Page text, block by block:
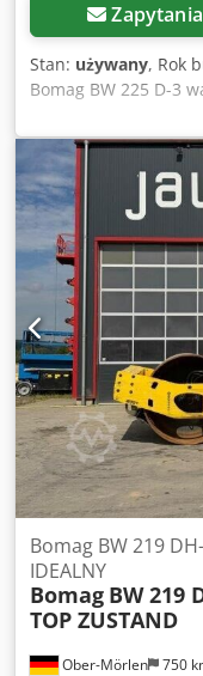
Zapytania
Stan: używany, Rok
Bomag BW 225 D-3
motogodziny: tylko
Variocontrol, masa:
maszyna z
pracy.
Państwa ofertę
chętnie Państwu
stronie internetowej.
wcześniejszej
informacje = W celu
o kontakt z Panem
Ober-Mörlen 750
Bomag BW 219
IDEALNY
Bomag BW 219
TOP ZUSTAND